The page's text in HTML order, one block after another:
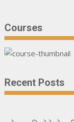
Courses
Recent Posts